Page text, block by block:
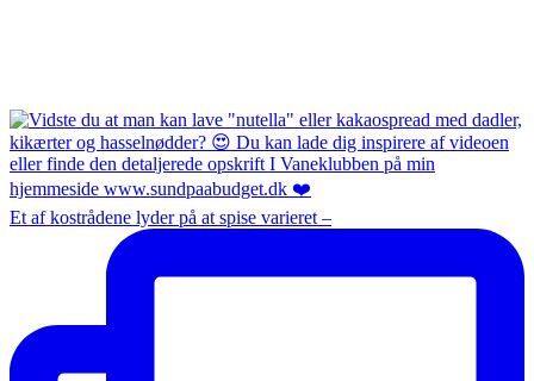
Et af kostrådene lyder på at spise varieret –